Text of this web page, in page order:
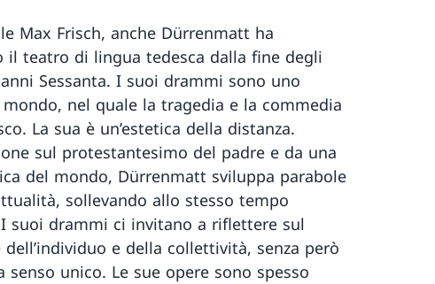
Max Frisch, anche Dürrenmatt ha
il teatro di lingua tedesca dalla fine degli
Sessanta. I suoi drammi sono uno
nel quale la tragedia e la commedia
La sua è un’estetica della distanza.
sul protestantesimo del padre e da una
del mondo, Dürrenmatt sviluppa parabole
sollevando allo stesso tempo
suoi drammi ci invitano a riflettere sul
e della collettività, senza però
senso unico. Le sue opere sono spesso